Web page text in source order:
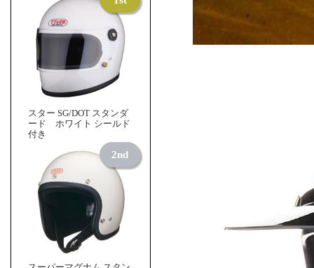
スター SG/DOT スタンダ
ード ホワイト シールド
付き